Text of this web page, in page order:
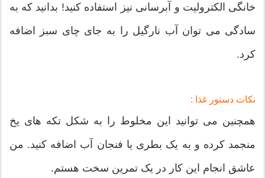
خانگی الکترولیت و آبرسانی نیز استفاده کنید! بدانید که به
سادگی می توان آب نارگیل را به جای چای سبز اضافه
کرد.
نکات دستور غذا :
همچنین می توانید این مخلوط را به شکل تکه های یخ
منجمد کرده و به یک بطری یا فنجان آب اضافه کنید. من
عاشق انجام این کار در یک تمرین سخت هستم.